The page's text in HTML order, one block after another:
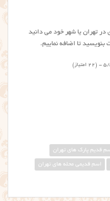
در تهران یا شهر خود می دانید
بنویسید تا اضافه نماییم.
امتیاز)
قدیم پارک های تهران
اسم قدیمی محله های تهران